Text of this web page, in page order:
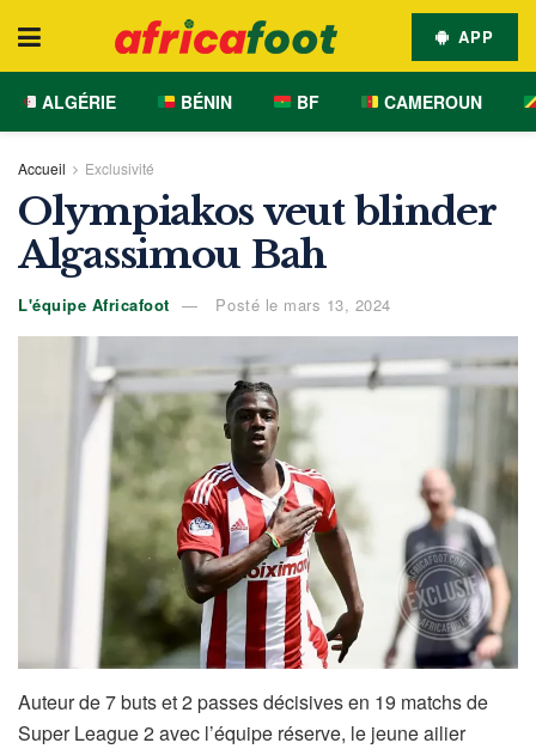
APP
ALGÉRIE BÉNIN BF CAMEROUN
Accueil Exclusivité
Olympiakos veut blinder
Algassimou Bah
L'équipe Africafoot Posté le mars 13, 2024
Auteur de 7 buts et 2 passes décisives en 19 matchs de
Super League 2 avec l’équipe réserve, le jeune ailier